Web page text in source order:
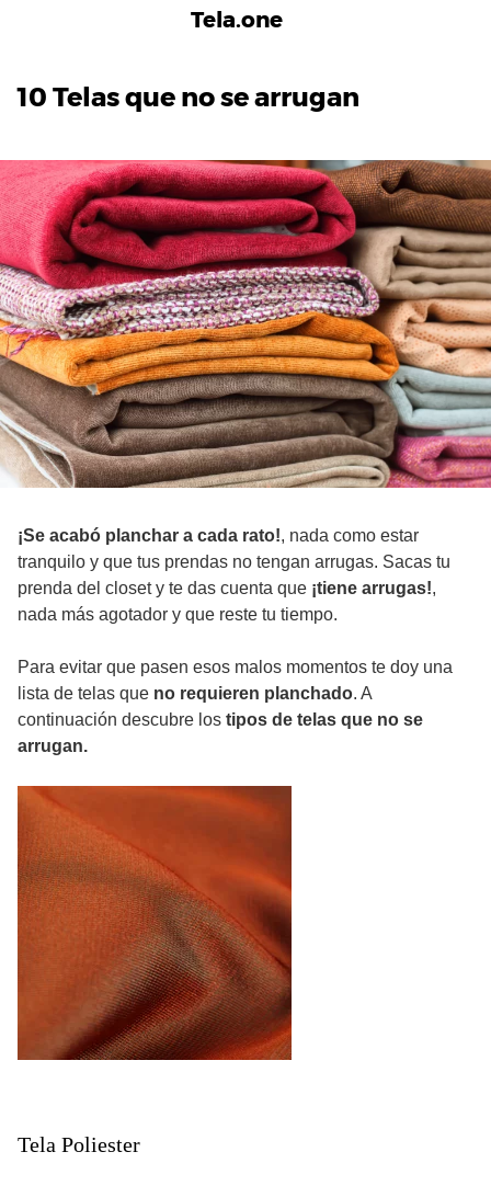
Tela.one
10 Telas que no se arrugan
¡Se acabó planchar a cada rato!, nada como estar
tranquilo y que tus prendas no tengan arrugas. Sacas tu
prenda del closet y te das cuenta que ¡tiene arrugas!,
nada más agotador y que reste tu tiempo.
Para evitar que pasen esos malos momentos te doy una
lista de telas que no requieren planchado. A
continuación descubre los tipos de telas que no se
arrugan.
Tela Poliester